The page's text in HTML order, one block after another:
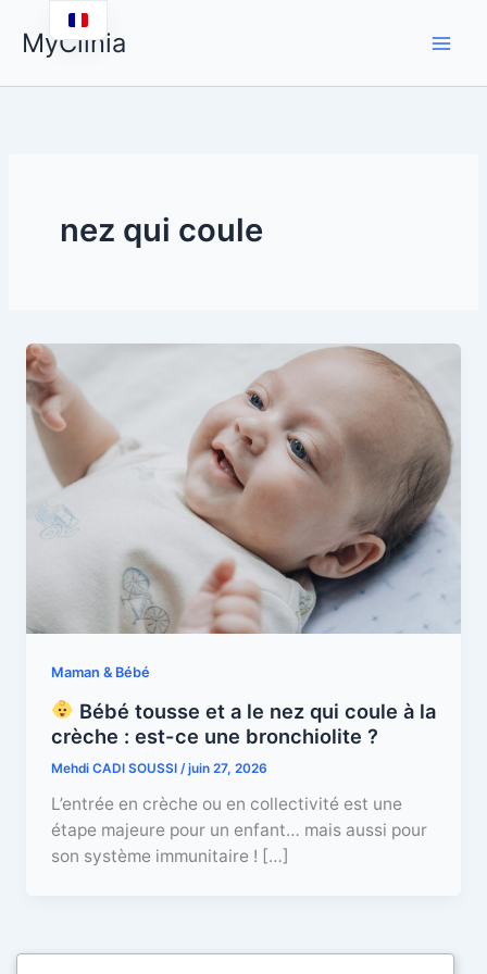
contenu
MyClinia
nez qui coule
Maman & Bébé
Bébé tousse et a le nez qui coule à la
crèche : est-ce une bronchiolite ?
Mehdi CADI SOUSSI/juin 27, 2026
L’entrée en crèche ou en collectivité est une
étape majeure pour un enfant… mais aussi pour
son système immunitaire ! […]